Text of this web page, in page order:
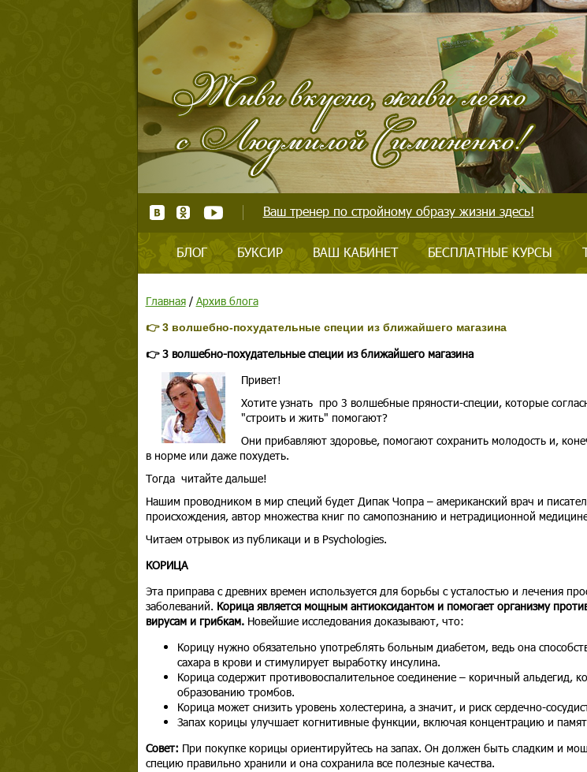
Ваш тренер по стройному образу жизни здесь!
БЛОГ БУКСИР ВАШ КАБИНЕТ БЕСПЛАТНЫЕ КУРСЫ
Главная/ Архив блога
👉 3 волшебно-похудательные специи из ближайшего магазина
👉 3 волшебно-похудательные специи из ближайшего магазина
Привет!
Хотите узнать про 3 волшебные пряности-специи, которые
"строить и жить" помогают?
Они прибавляют здоровье, помогают сохранить молодость и,
в норме или даже похудеть.
Тогда читайте дальше!
Нашим проводником в мир специй будет Дипак Чопра – американский врач и
происхождения, автор множества книг по самопознанию и нетрадиционной
Читаем отрывок из публикаци и в Psychologies.
КОРИЦА
Эта приправа с древних времен используется для борьбы с усталостью и лечения
заболеваний. Корица является мощным антиоксидантом и помогает организму
вирусам и грибкам.Новейшие исследования доказывают, что:
Корицу нужно обязательно употреблять больным диабетом, ведь она
сахара в крови и стимулирует выработку инсулина.
Корица содержит противовоспалительное соединение – коричный альдегид,
образованию тромбов.
Корица может снизить уровень холестерина, а значит, и риск сердечно-
Запах корицы улучшает когнитивные функции, включая концентрацию и
Совет: При покупке корицы ориентируйтесь на запах. Он должен быть сладким и
специю правильно хранили и она сохранила все полезные качества.